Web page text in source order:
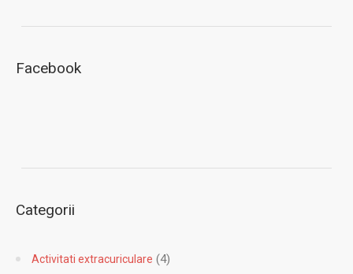
Facebook
Categorii
Activitati extracuriculare (4)